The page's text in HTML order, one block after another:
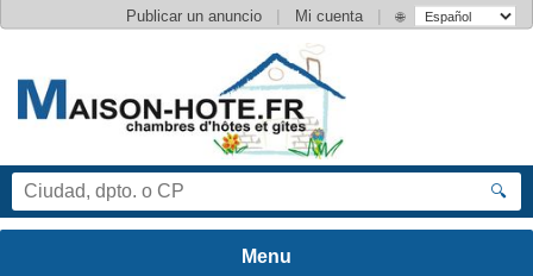
Publicar un anuncio | Mi cuenta | 🌐
🔍